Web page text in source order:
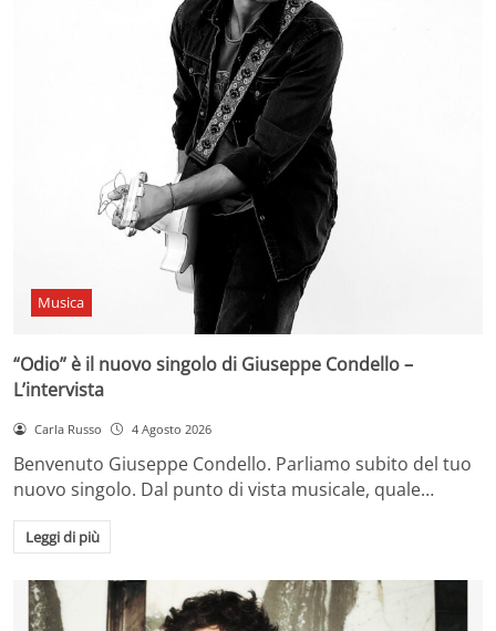
Musica
“Odio” è il nuovo singolo di Giuseppe Condello –
L’intervista
Carla Russo 4 Agosto 2026
Benvenuto Giuseppe Condello. Parliamo subito del tuo
nuovo singolo. Dal punto di vista musicale, quale…
Leggi di più